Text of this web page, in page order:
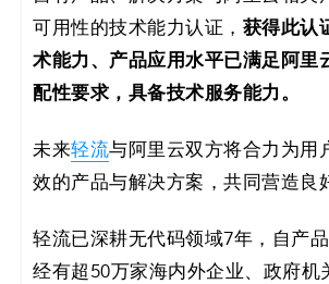
可用性的技术能力认证， 获得此认
术能力、产品应用水平已满足阿里
配性要求，具备技术服务能力。
未来轻流与阿里云双方将合力为用
效的产品与解决方案，共同营造良
轻流已深耕无代码领域7年，自产
经有超50万家海内外企业、政府机